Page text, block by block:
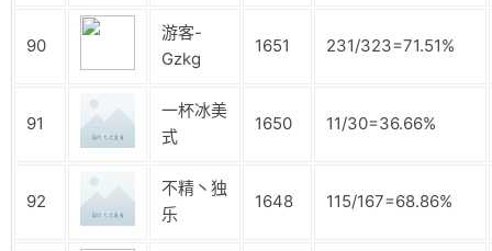
90
游客-
Gzkg
1651 231/323=71.51%
91
一杯冰美
式
1650 11/30=36.66%
92
不精丶独
乐
1648 115/167=68.86%